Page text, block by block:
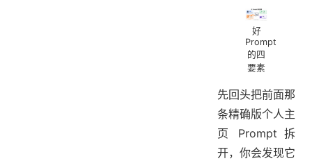
好
Prompt
的四
要素
先回头把前面那
条精确版个人主
页 Prompt 拆
开，你会发现它